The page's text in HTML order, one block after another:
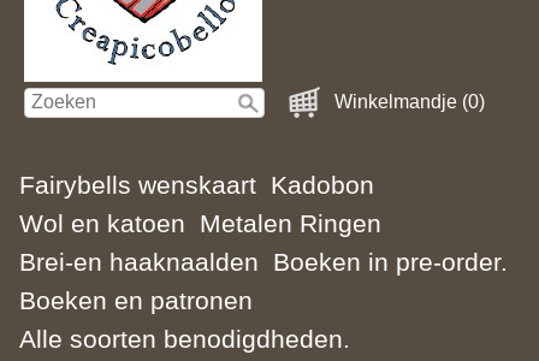
Winkelmandje (0)
Fairybells wenskaart Kadobon
Wol en katoen
Metalen Ringen
Brei-en haaknaalden
Boeken in pre-order.
Boeken en patronen
Alle soorten benodigdheden.